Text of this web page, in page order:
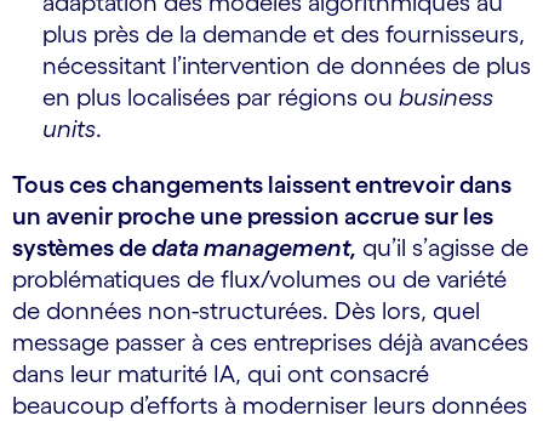
plus près de la demande et des fournisseurs,
nécessitant l’intervention de données de plus
en plus localisées par régions ou business
units.
Tous ces changements laissent entrevoir dans
un avenir proche une pression accrue sur les
systèmes dedata management, qu’il s’agisse de
problématiques de flux/volumes ou de variété
de données non-structurées. Dès lors, quel
message passer à ces entreprises déjà avancées
dans leur maturité IA, qui ont consacré
beaucoup d’efforts à moderniser leurs données